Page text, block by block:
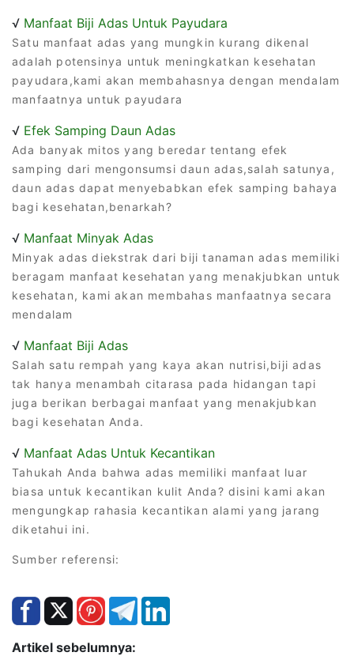
√ Manfaat Biji Adas Untuk Payudara
Satu manfaat adas yang mungkin kurang dikenal
adalah potensinya untuk meningkatkan kesehatan
payudara,kami akan membahasnya dengan mendalam
manfaatnya untuk payudara
√ Efek Samping Daun Adas
Ada banyak mitos yang beredar tentang efek
samping dari mengonsumsi daun adas,salah satunya,
daun adas dapat menyebabkan efek samping bahaya
bagi kesehatan,benarkah?
√ Manfaat Minyak Adas
Minyak adas diekstrak dari biji tanaman adas memiliki
beragam manfaat kesehatan yang menakjubkan untuk
kesehatan, kami akan membahas manfaatnya secara
mendalam
√ Manfaat Biji Adas
Salah satu rempah yang kaya akan nutrisi,biji adas
tak hanya menambah citarasa pada hidangan tapi
juga berikan berbagai manfaat yang menakjubkan
bagi kesehatan Anda.
√ Manfaat Adas Untuk Kecantikan
Tahukah Anda bahwa adas memiliki manfaat luar
biasa untuk kecantikan kulit Anda? disini kami akan
mengungkap rahasia kecantikan alami yang jarang
diketahui ini.
Sumber referensi:
Artikel sebelumnya: